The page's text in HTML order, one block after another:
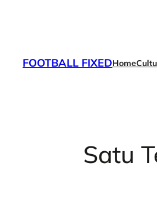
FOOTBALL FIXEDHome
Satu